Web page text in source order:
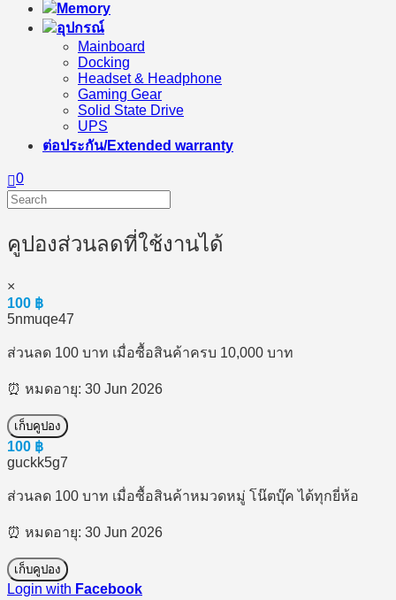
Memory
อุปกรณ์
Mainboard
Docking
Headset & Headphone
Gaming Gear
Solid State Drive
UPS
ต่อประกัน/Extended warranty
0
คูปองส่วนลดที่ใช้งานได้
×
100 ฿
5nmuqe47
ส่วนลด 100 บาท เมื่อซื้อสินค้าครบ 10,000 บาท
⏰ หมดอายุ: 30 Jun 2026
เก็บคูปอง
100 ฿
guckk5g7
ส่วนลด 100 บาท เมื่อซื้อสินค้าหมวดหมู่ โน๊ตบุ๊ค ได้ทุกยี่ห้อ
⏰ หมดอายุ: 30 Jun 2026
เก็บคูปอง
Login with Facebook